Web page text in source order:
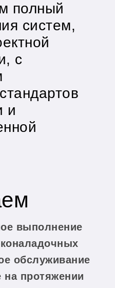
полный
систем,
с
и
выполнение
обслуживание
на протяжении